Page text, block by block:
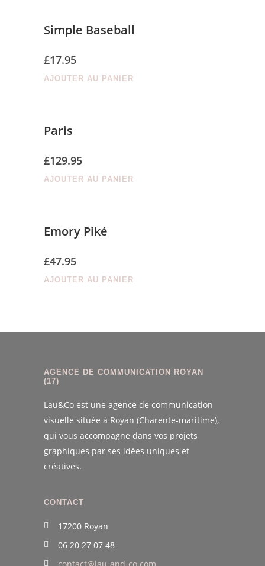
Simple Baseball
£17.95
AJOUTER AU PANIER
Paris
£129.95
AJOUTER AU PANIER
Emory Piké
£47.95
AJOUTER AU PANIER
AGENCE DE COMMUNICATION ROYAN
(17)
Lau&Co est une agence de communication
visuelle située à Royan (Charente-maritime),
qui vous accompagne dans vos projets
graphiques par ses idées uniques et
créatives.
CONTACT
17200 Royan
06 20 27 07 48